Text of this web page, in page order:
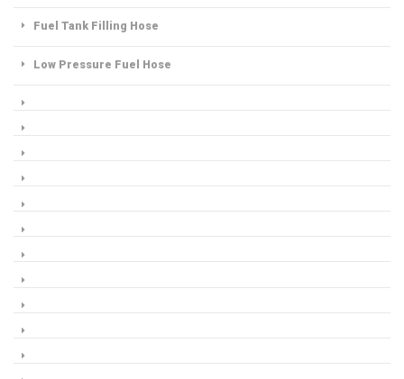
Fuel Tank Filling Hose
Low Pressure Fuel Hose